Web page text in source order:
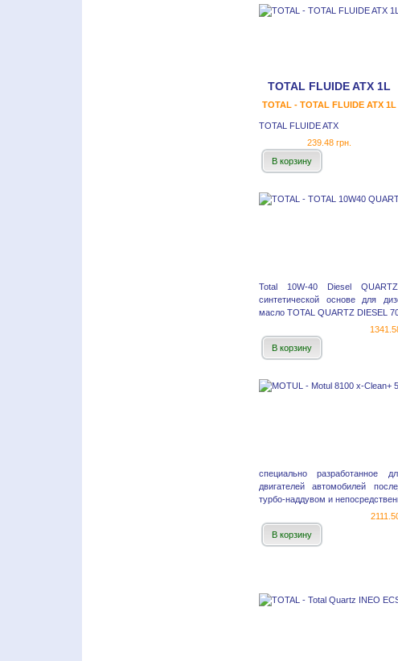
TOTAL FLUIDE ATX 1L
TOTAL - TOTAL FLUIDE ATX 1L
TOTAL FLUIDE ATX
239.48 грн.
В корзину
Total 10W-40 Diesel
синтетической основе для
масло TOTAL QUARTZ DIESEL
В корзину
специально разработанное
двигателей автомобилей
турбо-наддувом и
В корзину